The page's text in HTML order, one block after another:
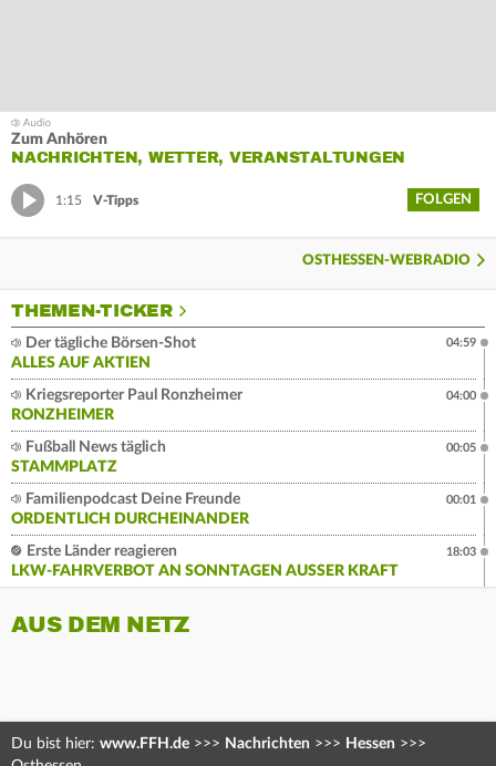
Zum Anhören
NACHRICHTEN, WETTER, VERANSTALTUNGEN
1:15 V-Tipps FOLGEN
OSTHESSEN-WEBRADIO
THEMEN-TICKER
Der tägliche Börsen-Shot
ALLES AUF AKTIEN
04:59
Kriegsreporter Paul Ronzheimer
RONZHEIMER
04:00
Fußball News täglich
STAMMPLATZ
00:05
Familienpodcast Deine Freunde
ORDENTLICH DURCHEINANDER
00:01
Erste Länder reagieren
LKW-FAHRVERBOT AN SONNTAGEN AUSSER KRAFT
18:03
AUS DEM NETZ
Du bist hier: www.FFH.de >>> Nachrichten >>> Hessen >>>